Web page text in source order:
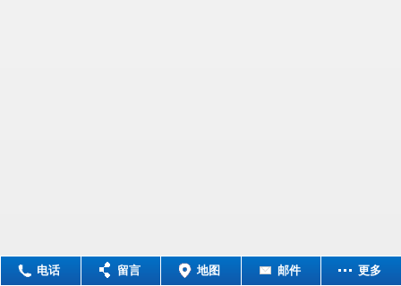
电话 留言 地图 邮件 更多